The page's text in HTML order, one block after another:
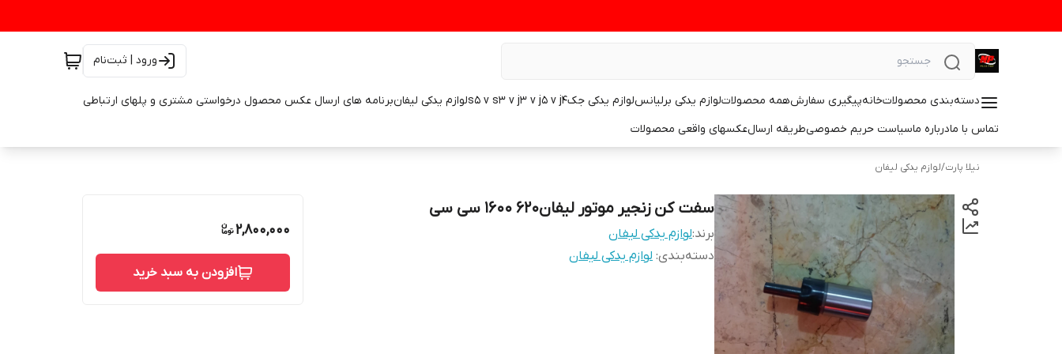
ورود | ثبت‌نام
دسته‌بندی محصولاتخانهپیگیری سفارشهمه محصولاتلوازم یدکی برلیانسلوازم یدکی جکs5 v s3 v j3 v j5 v j4 لوازم یدکی لیفانبرنامه های ارسال عکس محصول درخواستی مشتری و پلهای ارتباطی
تماس با مادرباره ماسیاست حریم خصوصیطریقه ارسالعکسهای واقعی محصولات
نیلا پارت/لوازم یدکی لیفان
سفت کن زنجیر موتور لیفان۶۲۰ ۱۶۰۰ سی سی
برند:لوازم یدکی لیفان
دسته‌بندی: لوازم یدکی لیفان
2,800,000
افزودن به سبد خرید